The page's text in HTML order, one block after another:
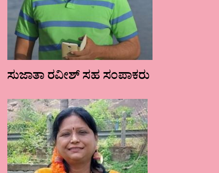
ಸುಜಾತಾ ರವೀಶ್ ಸಹ ಸಂಪಾಕರು